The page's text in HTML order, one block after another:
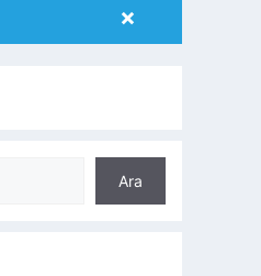
×
Ara